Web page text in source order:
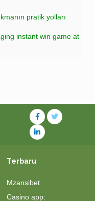
pratik yolları
instant win game at
Terbaru
Mzansibet
Casino app: